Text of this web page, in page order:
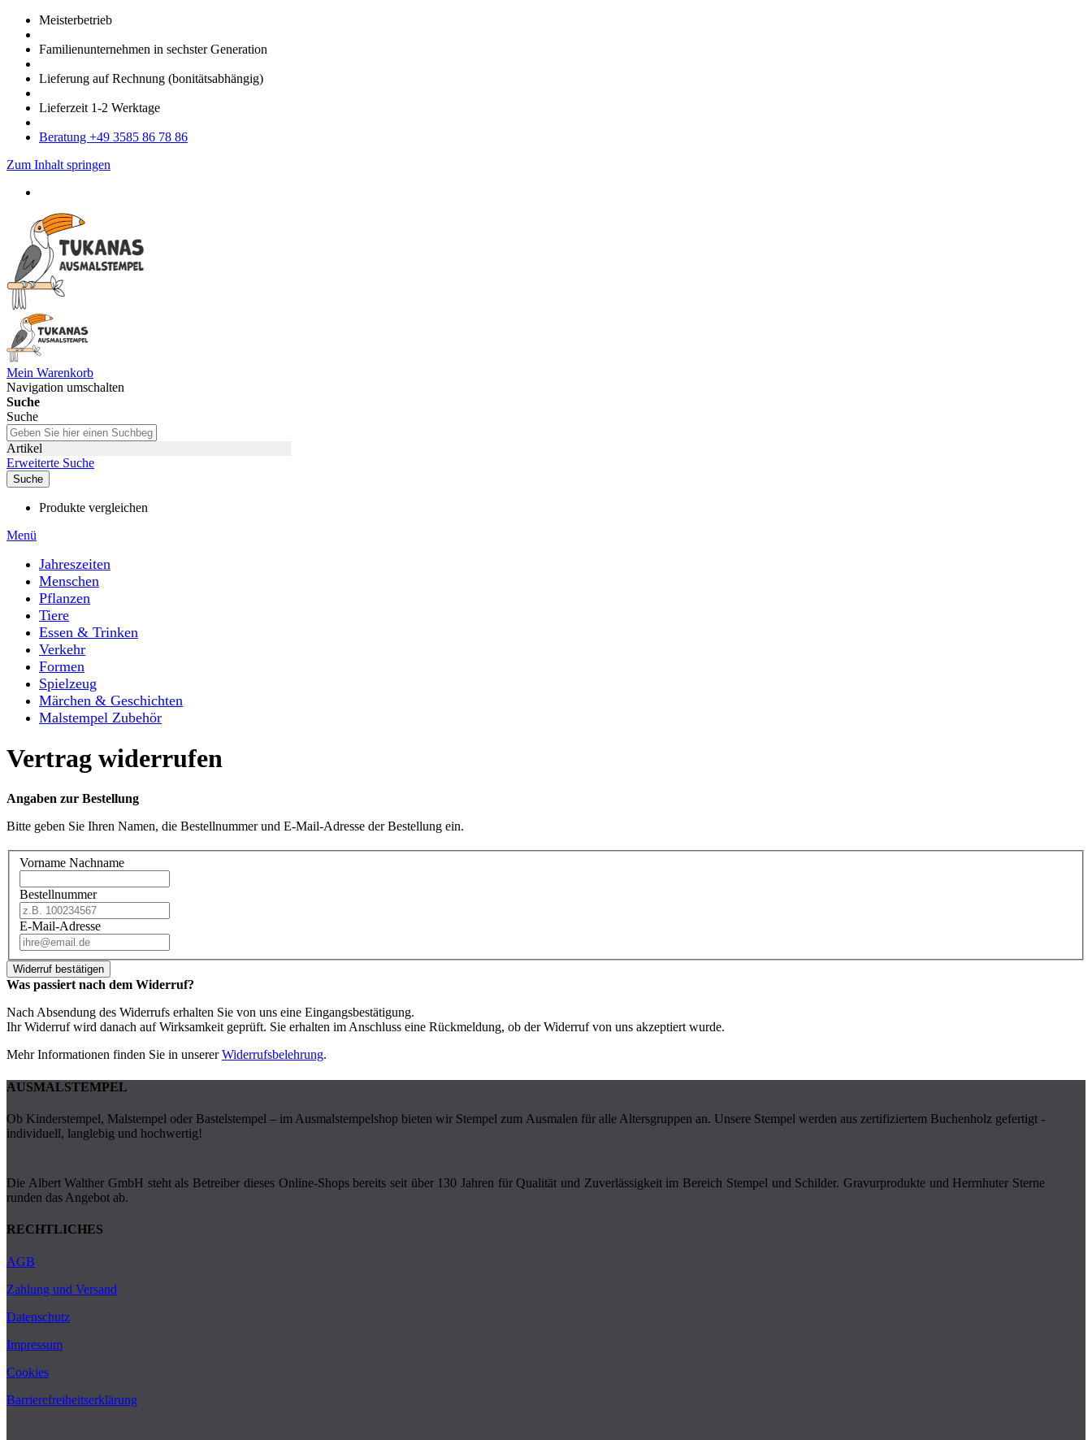
Meister­betrieb
Familien­unter­nehmen in sechster Gene­ration
Lieferung auf Rech­nung (bonitätsabhängig)
Liefer­zeit 1-2 Werk­tage
Bera­tung +49 3585 86 78 86
Zum Inhalt springen
Mein Warenkorb
Navigation umschalten
Suche
Suche
Artikel
Erweiterte Suche
Suche
Produkte vergleichen
Menü
Jahreszeiten
Menschen
Pflanzen
Tiere
Essen & Trinken
Verkehr
Formen
Spielzeug
Märchen & Geschichten
Malstempel Zubehör
Vertrag widerrufen
Angaben zur Bestellung
Bitte geben Sie Ihren Namen, die Bestellnummer und E-Mail-Adresse der Bestellung ein.
Vorname Nachname
Bestellnummer
E-Mail-Adresse
Widerruf bestätigen
Was passiert nach dem Widerruf?
Nach Absendung des Widerrufs erhalten Sie von uns eine Eingangsbestätigung.
Ihr Widerruf wird danach auf Wirksamkeit geprüft. Sie erhalten im Anschluss eine Rückmeldung, ob der Widerruf von uns akzeptiert wurde.
Mehr Informationen finden Sie in unsererWiderrufsbelehrung.
AUSMALSTEMPEL
Ob Kinderstempel, Malstempel oder Bastelstempel – im Ausmalstempelshop bieten wir Stempel zum Ausmalen für alle Altersgruppen an. Unsere Stempel werden aus zertifiziertem Buchenholz gefertigt -
individuell, langlebig und hochwertig!
Die Albert Walther GmbH steht als Betreiber dieses Online-Shops bereits seit über 130 Jahren für Qualität und Zuverlässigkeit im Bereich Stempel und Schilder. Gravurprodukte und Herrnhuter Ster­­ne
runden das Angebot ab.
RECHTLICHES
AGB
Zahlung und Versand
Datenschutz
Impressum
Cookies
Barrierefreiheitserklärung